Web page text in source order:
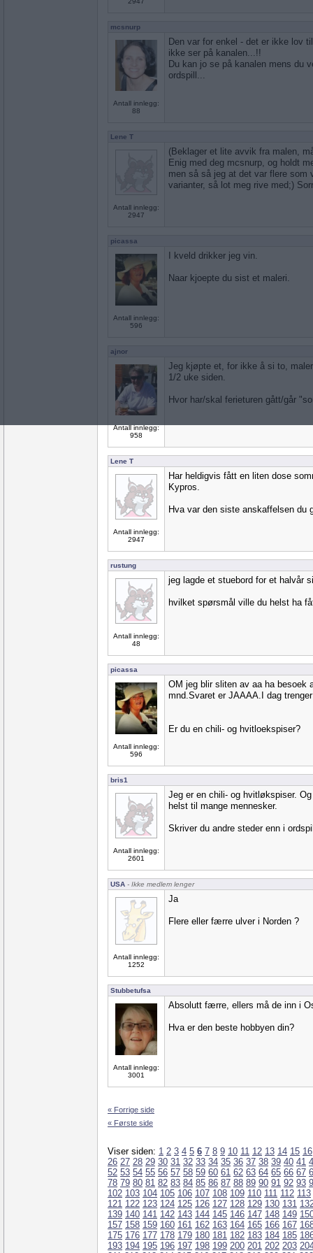
mcsnurp
Antall innlegg:
88
Den var for enkel - det er ikke lov
ikke ser på kanalen...!!
Du kan jo se på kanalen mens du
ordspill...
Lene T
Antall innlegg:
2947
(Beklager et lite avvik fra malen,
Enig med deg mcsnurp, og holdt
men så så jeg at det var flere som
varianter, så lot meg rive med;)
picassa
Antall innlegg:
596
I kveld drikker jeg vin.
Naar kjoepte du sist et maleri.
ajnor
Antall innlegg:
958
Jeg kjøpte et, for ikke å si to,
1/2 uke siden.
Hvor har/skal ferieturen gått/går
Lene T
Antall innlegg:
2947
Har heldigvis fått en liten dose
Kypros.
Hva var den siste anskaffelsen du
rustung
Antall innlegg:
48
jeg lagde et stuebord for et halvår
hvilket spørsmål ville du helst ha
picassa
Antall innlegg:
596
OM jeg blir sliten av aa ha besoek
mnd.Svaret er JAAAA.I dag
Er du en chili- og hvitloekspiser?
bris1
Antall innlegg:
2601
Jeg er en chili- og hvitløkspiser.
helst til mange mennesker.
Skriver du andre steder enn i
USA - Ikke medlem lenger
Antall innlegg:
1252
Ja
Flere eller færre ulver i Norden ?
Stubbetufsa
Antall innlegg:
3001
Absolutt færre, ellers må de inn i
Hva er den beste hobbyen din?
« Forrige side
« Første side
Viser siden: 1 2 3 4 5 6 7 8 9 10 11 12 13 14 15 16
26 27 28 29 30 31 32 33 34 35 36 37 38 39 40 41
52 53 54 55 56 57 58 59 60 61 62 63 64 65 66 67
78 79 80 81 82 83 84 85 86 87 88 89 90 91 92 93
102 103 104 105 106 107 108 109 110 111 112 113
121 122 123 124 125 126 127 128 129 130 131
139 140 141 142 143 144 145 146 147 148 149
157 158 159 160 161 162 163 164 165 166 167
175 176 177 178 179 180 181 182 183 184 185
193 194 195 196 197 198 199 200 201 202 203